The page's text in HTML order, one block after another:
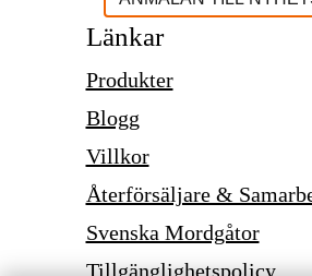
Länkar
Produkter
Blogg
Villkor
Återförsäljare &
Svenska Mordgåtor
Tillgänglighetspolicy